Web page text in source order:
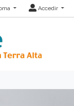
Accedir